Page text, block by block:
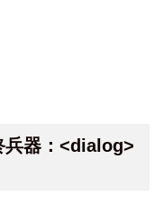
兵器：<dialog>